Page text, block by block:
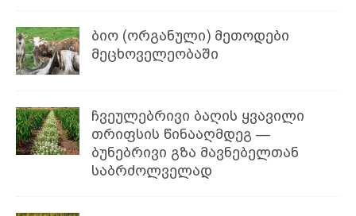
ბიო (ორგანული) მეთოდები
მეცხოველეობაში
ჩვეულებრივი ბაღის ყვავილი
თრიფსის წინააღმდეგ —
ბუნებრივი გზა მავნებელთან
საბრძოლველად